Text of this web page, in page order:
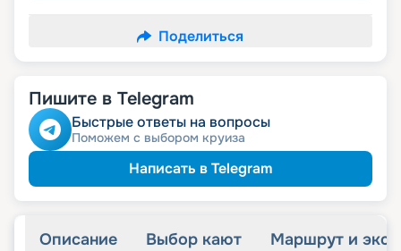
Поделиться
Пишите в Telegram
Быстрые ответы на вопросы
Поможем с выбором круиза
Написать в Telegram
Описание Выбор кают Маршрут и